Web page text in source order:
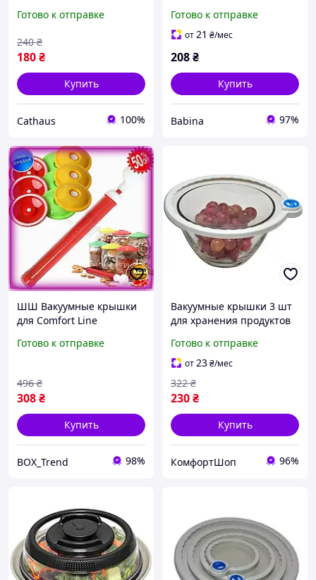
Готово к отправке
180₴
240 ₴
Купить
Cathaus 100%
Готово к отправке
от21 ₴/мес
208₴
Купить
Babina 97%
ШШ Вакуумные крышки
для Comfort Line
ручная вакуумная
продук POП12\1
Готово к отправке
308₴
496 ₴
Купить
BOX_Trend 98%
Вакуумные крышки 3 шт
для хранения продуктов
HILTON FK-7946
Готово к отправке
от23₴/мес
230₴
322 ₴
Купить
КомфортШоп 96%